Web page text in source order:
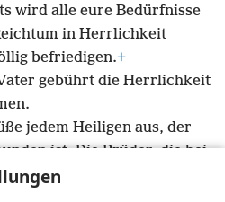
wird alle eure Bedürfnisse
in Herrlichkeit
befriedigen.+
gebührt die Herrlichkeit
jedem Heiligen aus, der
ist. Die Brüder, die bei